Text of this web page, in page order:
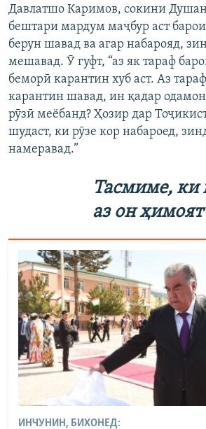
Давлатшо Каримов, сокини
бештари мардум маҷбур аст
берун шавад ва агар набарояд,
мешавад. Ӯ гуфт, “аз як тараф
беморӣ карантин хуб аст. Аз
карантин шавад, ин қадар одамон
рӯзӣ меёбанд? Ҳозир дар
шудаст, ки рӯзе кор набароед,
намеравад.”
Тасмиме, ки
аз он
ИНЧУНИН, БИХОНЕД: